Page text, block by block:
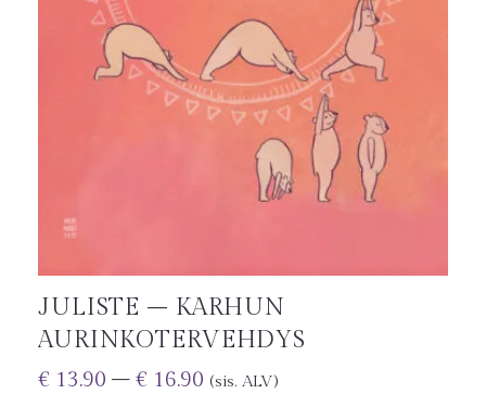
JULISTE – KARHUN
AURINKOTERVEHDYS
€ 13.90 – € 16.90 (sis. ALV)